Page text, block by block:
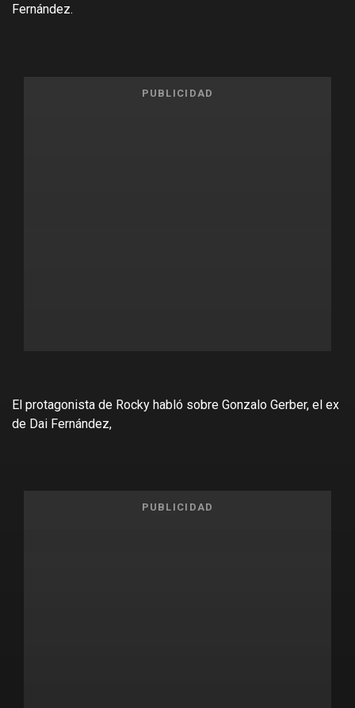
Fernández.
PUBLICIDAD
El protagonista de Rocky habló sobre Gonzalo Gerber, el ex
de Dai Fernández,
PUBLICIDAD